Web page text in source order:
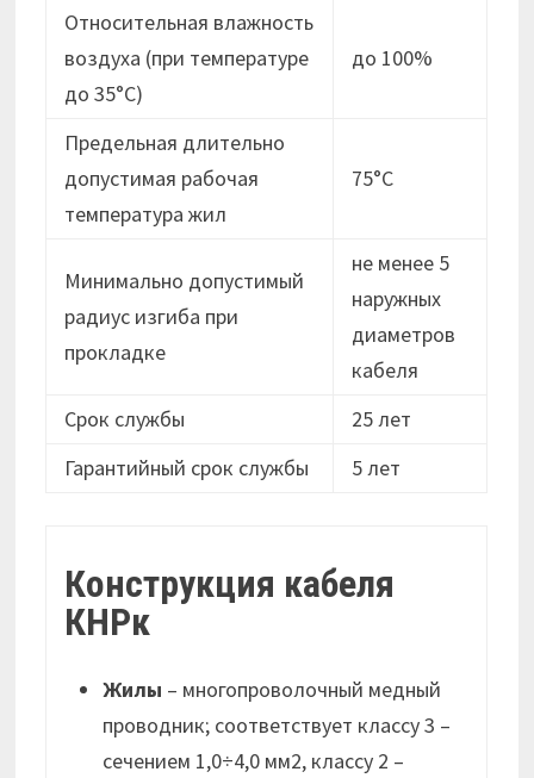
Относительная влажность
воздуха (при температуре
до 35°С)
до 100%
Предельная длительно
допустимая рабочая
температура жил
75°С
Минимально допустимый
радиус изгиба при
прокладке
не менее 5
наружных
диаметров
кабеля
Срок службы
25 лет
Гарантийный срок службы
5 лет
Конструкция кабеля
КНРк
Жилы – многопроволочный медный
проводник; соответствует классу 3 –
сечением 1,0÷4,0 мм2, классу 2 –